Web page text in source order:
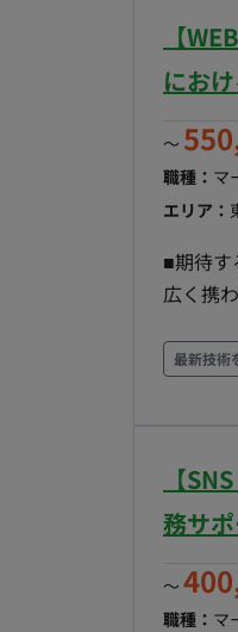
【
にお
〜
職種： マ
エリア：
■期待
広く携
ケテ
ます。 ■担当工程（業務範囲） まずはご経験に応じて、以下のサポート業務からお任せします。 ・
デジ
クリ
た効
たいこ
店やメデ
ケテ
取りながら業務を進め
ィレク
最新技術
【
務サ
〜
職種： マ